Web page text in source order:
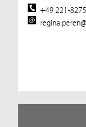
+49 221-